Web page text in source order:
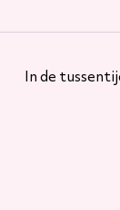
In de